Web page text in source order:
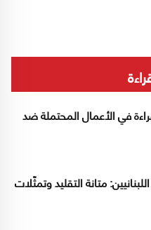
في الأعمال المحتملة ضد
متانة التقليد وتمثّلات